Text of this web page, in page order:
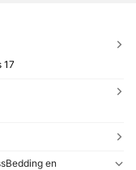
17
en